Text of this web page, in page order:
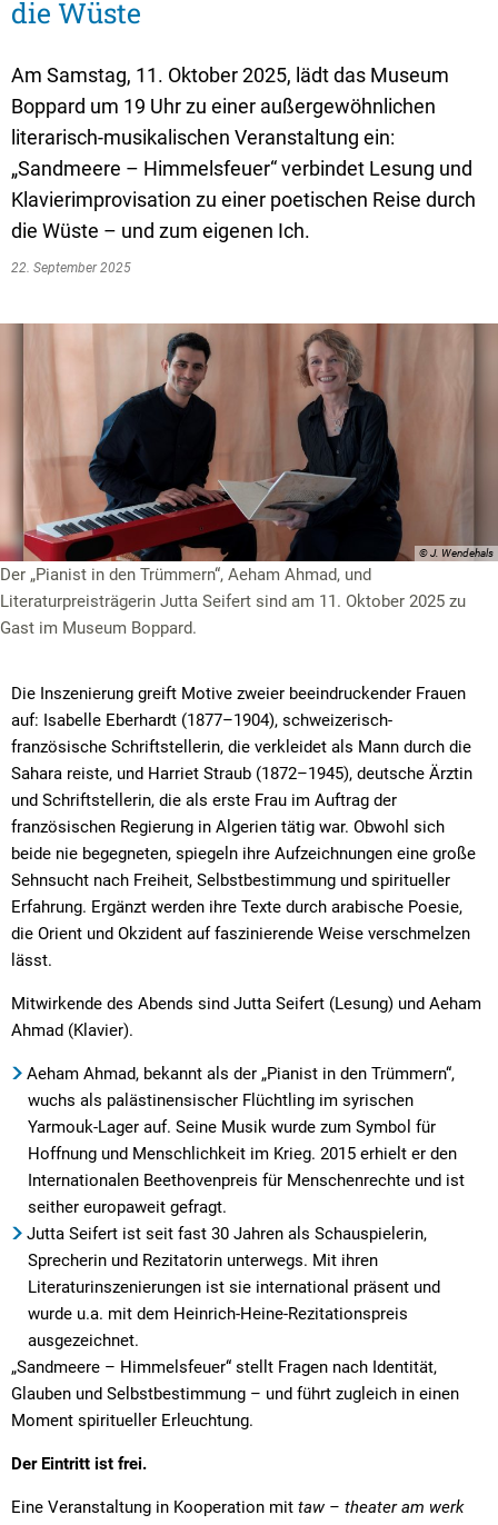
Wahlergebnisse
Straßenausbaupläne
Wiederkehrende Straßenausbaubeiträge
Gewerbe-Anmeldung/Ummeldung/
Gewerberegisterauskunft
Grundsteuerreform
Satzungen und Richtlinien
Vereine und
Bücher-Shop
die Wüste
Am Samstag, 11. Oktober 2025, lädt das Museum
Boppard um 19 Uhr zu einer außergewöhnlichen
literarisch-musikalischen Veranstaltung ein:
„Sandmeere – Himmelsfeuer“ verbindet Lesung und
Klavierimprovisation zu einer poetischen Reise durch
die Wüste – und zum eigenen Ich.
22. September 2025
© J. Wendehals
Der „Pianist in den Trümmern“, Aeham Ahmad, und
Literaturpreisträgerin Jutta Seifert sind am 11. Oktober 2025 zu
Gast im Museum Boppard.
Die Inszenierung greift Motive zweier beeindruckender Frauen
auf: Isabelle Eberhardt (1877–1904), schweizerisch-
französische Schriftstellerin, die verkleidet als Mann durch die
Sahara reiste, und Harriet Straub (1872–1945), deutsche Ärztin
und Schriftstellerin, die als erste Frau im Auftrag der
französischen Regierung in Algerien tätig war. Obwohl sich
beide nie begegneten, spiegeln ihre Aufzeichnungen eine große
Sehnsucht nach Freiheit, Selbstbestimmung und spiritueller
Erfahrung. Ergänzt werden ihre Texte durch arabische Poesie,
die Orient und Okzident auf faszinierende Weise verschmelzen
lässt.
Mitwirkende des Abends sind Jutta Seifert (Lesung) und Aeham
Ahmad (Klavier).
Aeham Ahmad, bekannt als der „Pianist in den Trümmern“,
wuchs als palästinensischer Flüchtling im syrischen
Yarmouk-Lager auf. Seine Musik wurde zum Symbol für
Hoffnung und Menschlichkeit im Krieg. 2015 erhielt er den
Internationalen Beethovenpreis für Menschenrechte und ist
seither europaweit gefragt.
Jutta Seifert ist seit fast 30 Jahren als Schauspielerin,
Sprecherin und Rezitatorin unterwegs. Mit ihren
Literaturinszenierungen ist sie international präsent und
wurde u.a. mit dem Heinrich-Heine-Rezitationspreis
ausgezeichnet.
„Sandmeere – Himmelsfeuer“ stellt Fragen nach Identität,
Glauben und Selbstbestimmung – und führt zugleich in einen
Moment spiritueller Erleuchtung.
Der Eintritt ist frei.
Eine Veranstaltung in Kooperation mit taw – theater am werk